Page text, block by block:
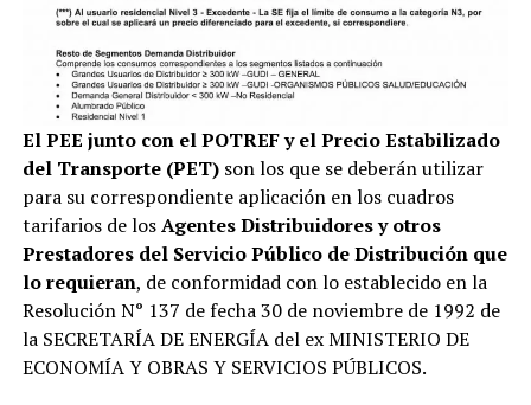
El PEE junto con el POTREF y el Precio Estabilizado
del Transporte (PET)son los que se deberán utilizar
para su correspondiente aplicación en los cuadros
tarifarios de losAgentes Distribuidores y otros
Prestadores del Servicio Público de Distribución que
lo requieran, de conformidad con lo establecido en la
Resolución N° 137 de fecha 30 de noviembre de 1992 de
la SECRETARÍA DE ENERGÍA del ex MINISTERIO DE
ECONOMÍA Y OBRAS Y SERVICIOS PÚBLICOS.